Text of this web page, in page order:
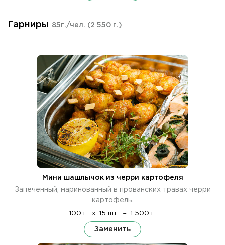
Гарниры 85г./чел. (2 550 г.)
Мини шашлычок из черри картофеля
Запеченный, маринованный в прованских травах черри
картофель.
100 г. x 15 шт. = 1 500 г.
Заменить